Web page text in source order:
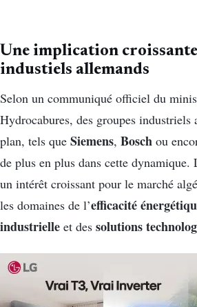
Une implication
industiels allemands
Selon un communiqué officiel du
Hydrocabures, des groupes industriels
plan, tels que Siemens, Bosch ou
de plus en plus dans cette dynamique.
un intérêt croissant pour le marché
les domaines de l’efficacité
industrielle et des solutions